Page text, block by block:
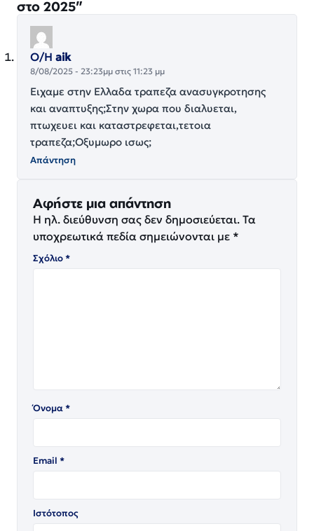
στο 2025”
Ο/Η aik
8/08/2025 - 23:23μμ στις 11:23 μμ
Ειχαμε στην Ελλαδα τραπεζα ανασυγκροτησης
και αναπτυξης;Στην χωρα που διαλυεται,
πτωχευει και καταστρεφεται,τετοια
τραπεζα;Οξυμωρο ισως;
Απάντηση
Αφήστε μια απάντηση
Η ηλ. διεύθυνση σας δεν δημοσιεύεται. Τα
υποχρεωτικά πεδία σημειώνονται με *
Σχόλιο*
Όνομα*
Email *
Ιστότοπος